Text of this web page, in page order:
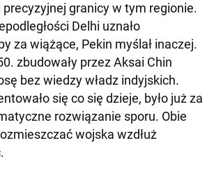
granicy w tym regionie.
Delhi uznało
za wiążące, Pekin myślał inaczej.
zbudowały przez Aksai Chin
bez wiedzy władz indyjskich.
się co się dzieje, było już za
rozwiązanie sporu. Obie
wojska wzdłuż